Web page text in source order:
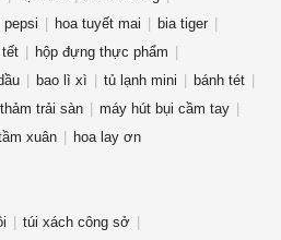
pepsi hoa tuyết mai
bia tiger
tết
hộp đựng thực phẩm
bao lì xì tủ lạnh mini
bánh tét
thảm trải sàn
máy hút bụi cầm tay
xuân hoa lay ơn
túi xách công sở